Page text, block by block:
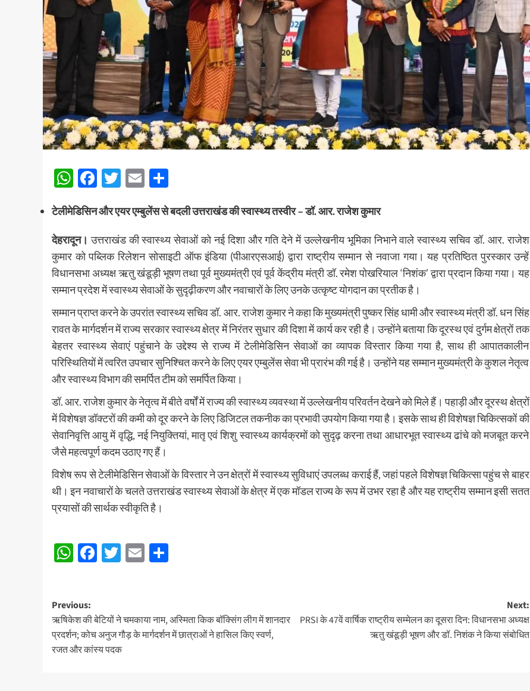
WhatsApp
Facebook
Twitter
Email
टेलीमेडिसिन और एयर एम्बुलेंस से बदली उत्तराखंड की स्वास्थ्य तस्वीर – डॉ. आर. राजेश कुमार
देहरादून। उत्तराखंड की स्वास्थ्य सेवाओं को नई दिशा और गति देने में उल्लेखनीय भूमिका निभाने वाले स्वास्थ्य सचिव डॉ. आर. राजेश
कुमार को पब्लिक रिलेशन सोसाइटी ऑफ इंडिया (पीआरएसआई) द्वारा राष्ट्रीय सम्मान से नवाजा गया। यह प्रतिष्ठित पुरस्कार उन्हें
विधानसभा अध्यक्ष ऋतु खंडूड़ी भूषण तथा पूर्व मुख्यमंत्री एवं पूर्व केंद्रीय मंत्री डॉ. रमेश पोखरियाल ‘निशंक’ द्वारा प्रदान किया गया। यह
सम्मान प्रदेश में स्वास्थ्य सेवाओं के सुदृढ़ीकरण और नवाचारों के लिए उनके उत्कृष्ट योगदान का प्रतीक है।
सम्मान प्राप्त करने के उपरांत स्वास्थ्य सचिव डॉ. आर. राजेश कुमार ने कहा कि मुख्यमंत्री पुष्कर सिंह धामी और स्वास्थ्य मंत्री डॉ. धन सिंह
रावत के मार्गदर्शन में राज्य सरकार स्वास्थ्य क्षेत्र में निरंतर सुधार की दिशा में कार्य कर रही है। उन्होंने बताया कि दूरस्थ एवं दुर्गम क्षेत्रों तक
बेहतर स्वास्थ्य सेवाएं पहुंचाने के उद्देश्य से राज्य में टेलीमेडिसिन सेवाओं का व्यापक विस्तार किया गया है, साथ ही आपातकालीन
परिस्थितियों में त्वरित उपचार सुनिश्चित करने के लिए एयर एम्बुलेंस सेवा भी प्रारंभ की गई है। उन्होंने यह सम्मान मुख्यमंत्री के कुशल नेतृत्व
और स्वास्थ्य विभाग की समर्पित टीम को समर्पित किया।
डॉ. आर. राजेश कुमार के नेतृत्व में बीते वर्षों में राज्य की स्वास्थ्य व्यवस्था में उल्लेखनीय परिवर्तन देखने को मिले हैं। पहाड़ी और दूरस्थ क्षेत्रों
में विशेषज्ञ डॉक्टरों की कमी को दूर करने के लिए डिजिटल तकनीक का प्रभावी उपयोग किया गया है। इसके साथ ही विशेषज्ञ चिकित्सकों की
सेवानिवृत्ति आयु में वृद्धि, नई नियुक्तियां, मातृ एवं शिशु स्वास्थ्य कार्यक्रमों को सुदृढ़ करना तथा आधारभूत स्वास्थ्य ढांचे को मजबूत करने
जैसे महत्वपूर्ण कदम उठाए गए हैं।
विशेष रूप से टेलीमेडिसिन सेवाओं के विस्तार ने उन क्षेत्रों में स्वास्थ्य सुविधाएं उपलब्ध कराई हैं, जहां पहले विशेषज्ञ चिकित्सा पहुंच से बाहर
थी। इन नवाचारों के चलते उत्तराखंड स्वास्थ्य सेवाओं के क्षेत्र में एक मॉडल राज्य के रूप में उभर रहा है और यह राष्ट्रीय सम्मान इसी सतत
प्रयासों की सार्थक स्वीकृति है।
Post
navigation
WhatsApp
Facebook
Twitter
Email
Post
navigation
Previous:
ऋषिकेश की बेटियों ने चमकाया नाम, अस्मिता किक बॉक्सिंग लीग में शानदार
प्रदर्शन; कोच अनुज गौड़ के मार्गदर्शन में छात्राओं ने हासिल किए स्वर्ण,
रजत और कांस्य पदक
Next:
PRSI के 47वें वार्षिक राष्ट्रीय सम्मेलन का दूसरा दिन: विधानसभा अध्यक्ष
ऋतु खंडूड़ी भूषण और डॉ. निशंक ने किया संबोधित